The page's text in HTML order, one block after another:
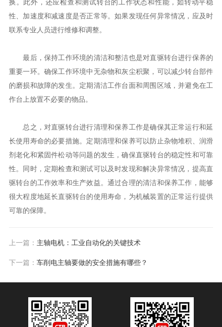
换。此外，还应检查和测试转台的工作状态和性能，如转动平稳
性、加速度和减速度是否正常等。如果发现任何异常情况，应及时
联系专业人员进行维修和调整。
最后，保持工作环境的清洁和整洁也是对直驱转台进行保养的
重要一环。确保工作环境中无杂物和灰尘积聚，可以减少转台部件
的磨损和故障的发生。定期清洁工作台面和周围区域，并避免在工
作台上放置不必要的物品。
总之，对直驱转台进行清理和保养工作是确保其正常运行和延
长使用寿命的必要措施。定期清理和保养可以防止杂物堆积、润滑
剂老化和紧固件松动等问题的发生，确保直驱转台的稳定性和可靠
性。同时，定期检查和测试可以及时发现和解决异常情况，提高直
驱转台的工作效率和生产效益。通过合理的清洁和保养工作，能够
很大程度地延长直驱转台的使用寿命，为机械装置的正常运行提供
可靠的保障。
上一篇： 主轴电机：工业自动化的关键技术
下一篇： 车削电主轴要做的安全措施有哪些？